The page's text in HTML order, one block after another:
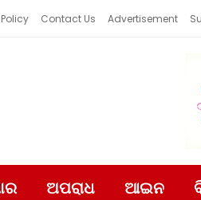
Contact Us Advertisement
ଅପରାଧ ଆଇନ